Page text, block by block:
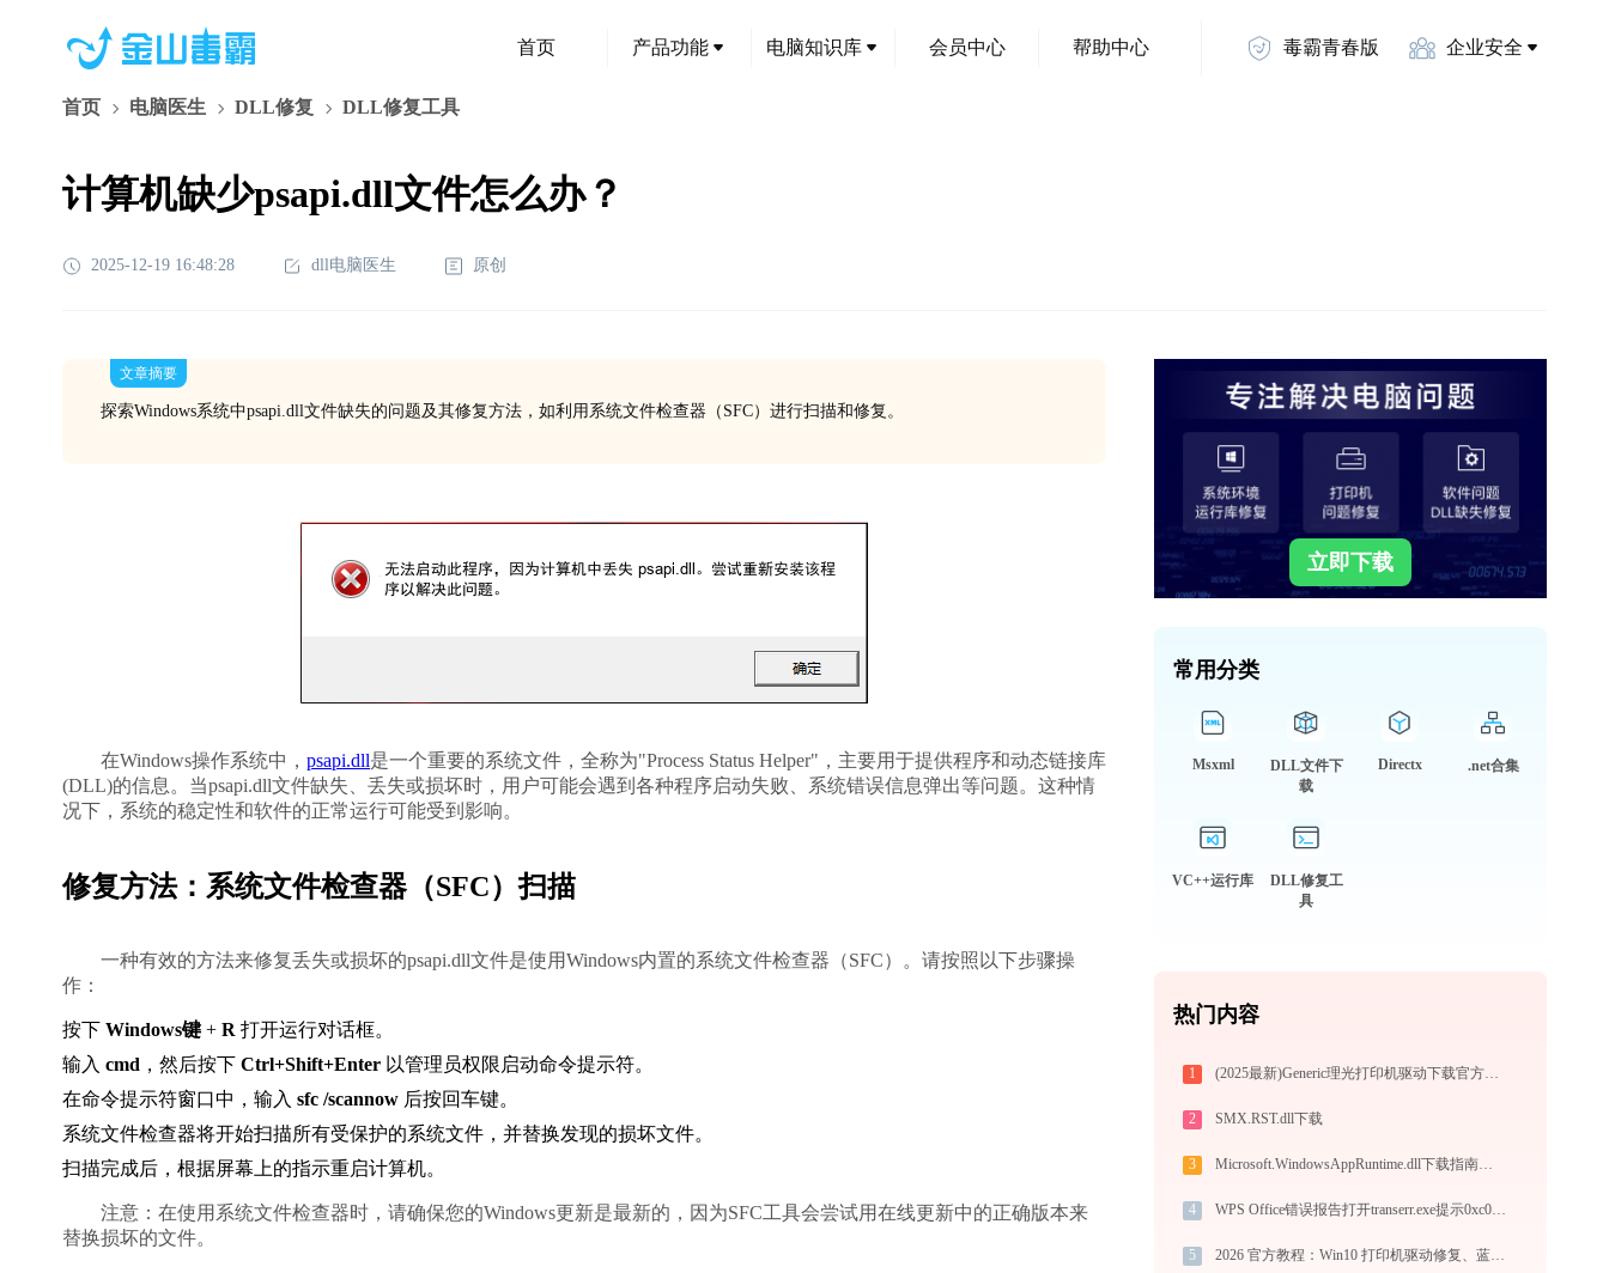
首页 产品功能 电脑知识库 会员中心 帮助中心 毒霸青春版 企业安全
首页 电脑医生 DLL修复 DLL修复工具
计算机缺少psapi.dll文件怎么办？
2025-12-19 16:48:28 dll电脑医生 原创
文章摘要
探索Windows系统中psapi.dll文件缺失的问题及其修复方法，如利用系统文件检查器（SFC）进行扫描和修复。
        在Windows操作系统中，
psapi.dll是一个重要的系统文件，全称为"Process Status Helper"，主要用于提供程序和动态链接库
(DLL)的信息。当psapi.dll文件缺失、丢失或损坏时，用户可能会遇到各种程序启动失败、系统错误信息弹出等问题。这种情
况下，系统的稳定性和软件的正常运行可能受到影响。
修复方法：系统文件检查器（SFC）扫描
作：
按下 Windows键 + R 打开运行对话框。
输入 cmd ，然后按下 Ctrl+Shift+Enter 以管理员权限启动命令提示符。
在命令提示符窗口中，输入 sfc /scannow 后按回车键。
系统文件检查器将开始扫描所有受保护的系统文件，并替换发现的损坏文件。
扫描完成后，根据屏幕上的指示重启计算机。
替换损坏的文件。
立即下载
常用分类
Msxml
DLL文件下
载
Directx .net合集
VC++运行库
DLL修复工
具
热门内容
1 (2025最新)Generic理光打印机驱动下载官方支持Win10/Win11
2 SMX.RST.dll下载
3 Microsoft.WindowsAppRuntime.dll下载指南：解决DLL缺失问题的完整方案（Win10/Win11适用）
4 WPS Office错误报告打开transerr.exe提示0xc000000d错误码怎么办
5 2026 官方教程：Win10 打印机驱动修复、蓝牙连接及 WiFi 设置全攻略